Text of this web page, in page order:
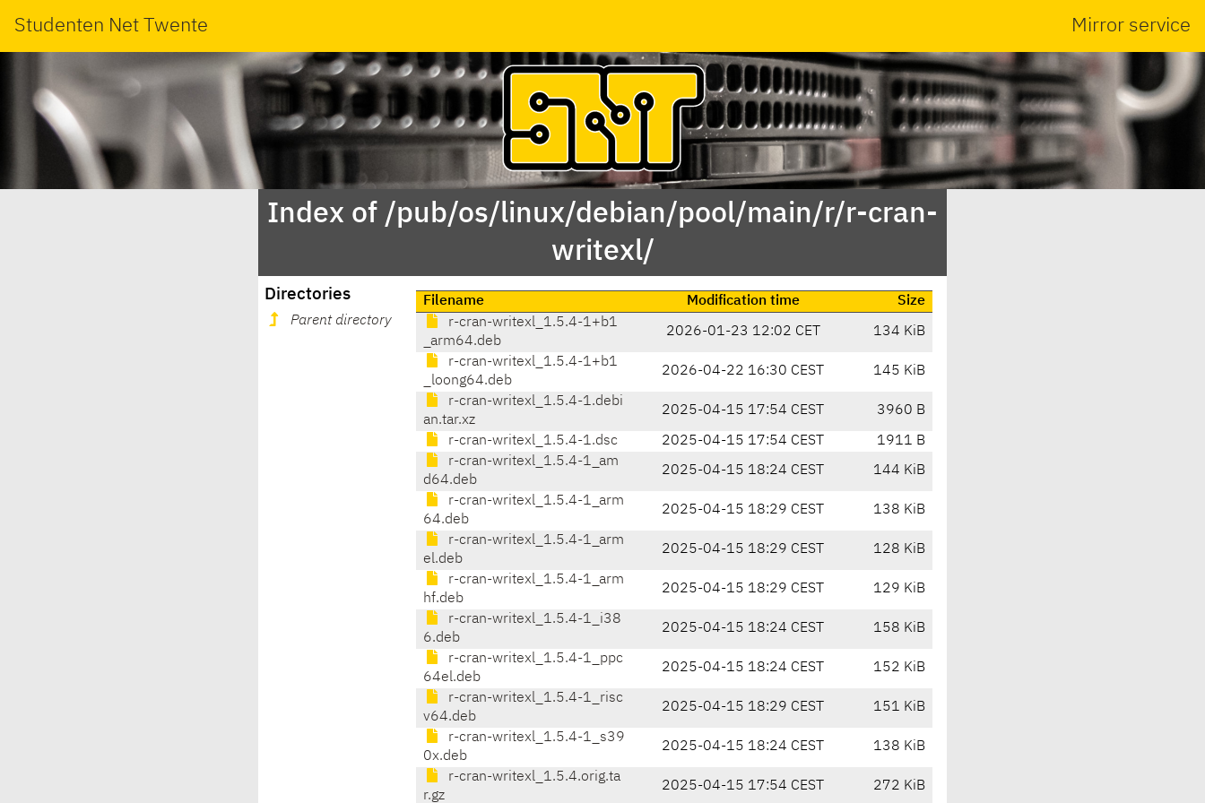
Studenten Net Twente Mirror service
Index of /pub/os/linux/debian/pool/main/r/r-cran-
writexl/
Directories
Parent directory
Filename Modification time
Size
r-cran-writexl_1.5.4-1+b1
_arm64.deb
2026-01-23 12:02 CET 134 KiB
r-cran-writexl_1.5.4-1+b1
_loong64.deb
2026-04-22 16:30 CEST 145 KiB
r-cran-writexl_1.5.4-1.debi
an.tar.xz
2025-04-15 17:54 CEST 3960 B
r-cran-writexl_1.5.4-1.dsc 2025-04-15 17:54 CEST
1911 B
r-cran-writexl_1.5.4-1_am
d64.deb
2025-04-15 18:24 CEST 144 KiB
r-cran-writexl_1.5.4-1_arm
64.deb
2025-04-15 18:29 CEST 138 KiB
r-cran-writexl_1.5.4-1_arm
el.deb
2025-04-15 18:29 CEST 128 KiB
r-cran-writexl_1.5.4-1_arm
hf.deb
2025-04-15 18:29 CEST 129 KiB
r-cran-writexl_1.5.4-1_i38
6.deb
2025-04-15 18:24 CEST 158 KiB
r-cran-writexl_1.5.4-1_ppc
64el.deb
2025-04-15 18:24 CEST 152 KiB
r-cran-writexl_1.5.4-1_risc
v64.deb
2025-04-15 18:29 CEST 151 KiB
r-cran-writexl_1.5.4-1_s39
0x.deb
2025-04-15 18:24 CEST 138 KiB
r-cran-writexl_1.5.4.orig.ta
r.gz
2025-04-15 17:54 CEST 272 KiB